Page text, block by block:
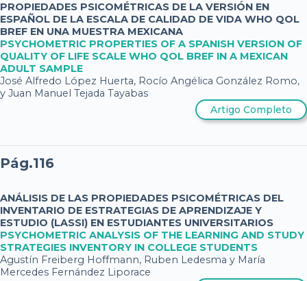
PROPIEDADES PSICOMÉTRICAS DE LA VERSIÓN EN
ESPAÑOL DE LA ESCALA DE CALIDAD DE VIDA WHO QOL
BREF EN UNA MUESTRA MEXICANA
PSYCHOMETRIC PROPERTIES OF A SPANISH VERSION OF
QUALITY OF LIFE SCALE WHO QOL BREF IN A MEXICAN
ADULT SAMPLE
José Alfredo López Huerta, Rocío Angélica González Romo,
y Juan Manuel Tejada Tayabas
Artigo Completo
Pág.116
ANÁLISIS DE LAS PROPIEDADES PSICOMÉTRICAS DEL
INVENTARIO DE ESTRATEGIAS DE APRENDIZAJE Y
ESTUDIO (LASSI) EN ESTUDIANTES UNIVERSITARIOS
PSYCHOMETRIC ANALYSIS OF THE LEARNING AND STUDY
STRATEGIES INVENTORY IN COLLEGE STUDENTS
Agustín Freiberg Hoffmann, Ruben Ledesma y María
Mercedes Fernández Liporace